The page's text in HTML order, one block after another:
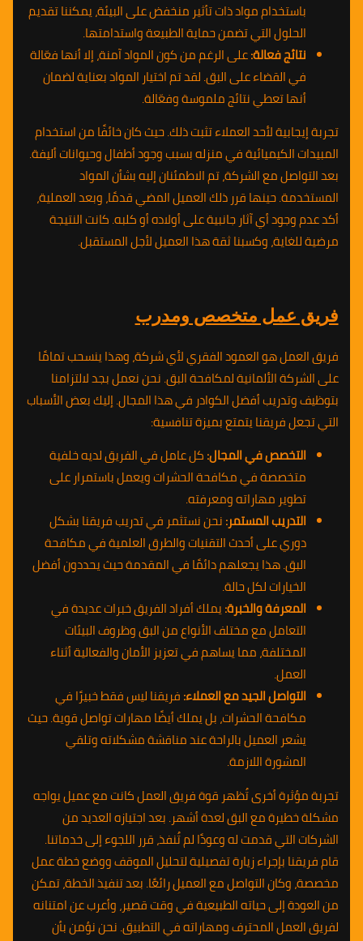
باستخدام مواد ذات تأثير منخفض على البيئة، يمكننا تقديم
الحلول التي تضمن حماية الطبيعة واستدامتها.
نتائج فعالة:على الرغم من كون المواد آمنة، إلا أنها فعّالة
في القضاء على البق. لقد تم اختيار المواد بعناية لضمان
أنها تعطي نتائج ملموسة وفعّالة.
تجربة إيجابية لأحد العملاء تثبت ذلك. حيث كان خائفًا من استخدام
المبيدات الكيميائية في منزله بسبب وجود أطفال وحيوانات أليفة.
بعد التواصل مع الشركة، تم الاطمئنان إليه بشأن المواد
المستخدمة. حينها قرر ذلك العميل المضي قدمًا، وبعد العملية،
أكد عدم وجود أي آثار جانبية على أولاده أو كلبه. كانت النتيجة
مرضية للغاية، وكسبنا ثقة هذا العميل لأجل المستقبل.
فريق عمل متخصص ومدرب
فريق العمل هو العمود الفقري لأي شركة، وهذا ينسحب تمامًا
على الشركة الألمانية لمكافحة البق. نحن نعمل بجد لالتزامنا
بتوظيف وتدريب أفضل الكوادر في هذا المجال. إليك بعض الأسباب
التي تجعل فريقنا يتمتع بميزة تنافسية:
التخصص في المجال:كل عامل في الفريق لديه خلفية
متخصصة في مكافحة الحشرات ويعمل باستمرار على
تطوير مهاراته ومعرفته.
التدريب المستمر:نحن نستثمر في تدريب فريقنا بشكل
دوري على أحدث التقنيات والطرق العلمية في مكافحة
البق. هذا يجعلهم دائمًا في المقدمة حيث يحددون أفضل
الخيارات لكل حالة.
المعرفة والخبرة:يملك أفراد الفريق خبرات عديدة في
التعامل مع مختلف الأنواع من البق وظروف البيئات
المختلفة، مما يساهم في تعزيز الأمان والفعالية أثناء
العمل.
التواصل الجيد مع العملاء:فريقنا ليس فقط خبيرًا في
مكافحة الحشرات، بل يملك أيضًا مهارات تواصل قوية. حيث
يشعر العميل بالراحة عند مناقشة مشكلاته وتلقي
المشورة اللازمة.
تجربة مؤثرة أخرى تُظهر قوة فريق العمل كانت مع عميل يواجه
مشكلة خطيرة مع البق لعدة أشهر. بعد اجتيازه العديد من
الشركات التي قدمت له وعودًا لم تُنفذ، قرر اللجوء إلى خدماتنا.
قام فريقنا بإجراء زيارة تفصيلية لتحليل الموقف ووضع خطة عمل
مخصصة، وكان التواصل مع العميل رائعًا. بعد تنفيذ الخطة، تمكن
من العودة إلى حياته الطبيعية في وقت قصير، وأعرب عن امتنانه
لفريق العمل المحترف ومهاراته في التطبيق. نحن نؤمن بأن